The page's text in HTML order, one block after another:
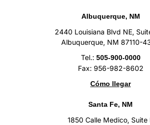
Albuquerque, NM
2440 Louisiana Blvd NE,
Albuquerque, NM 87110-
Tel.: 505-900-0000
Fax: 956-982-8602
Cómo llegar
Santa Fe, NM
1850 Calle Medico, Suite